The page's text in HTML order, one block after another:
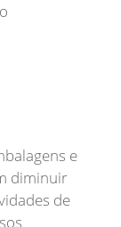
e
diminuir
de